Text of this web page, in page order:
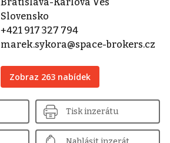
Slovensko
+421 917 327 794
marek.sykora@space-brokers.cz
Zobraz 263 nabídek
Tisk inzerátu